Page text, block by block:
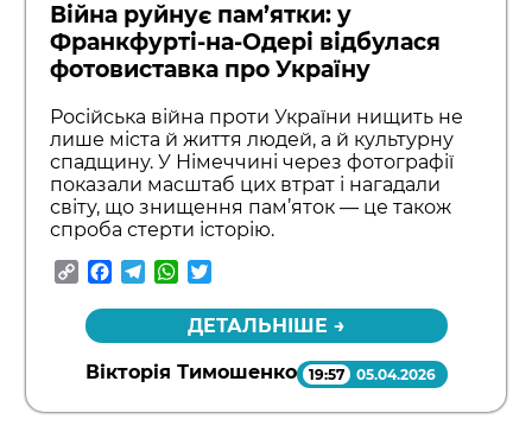
Війна руйнує пам’ятки: у
Франкфурті-на-Одері відбулася
фотовиставка про Україну
Російська війна проти України нищить не
лише міста й життя людей, а й культурну
спадщину. У Німеччині через фотографії
показали масштаб цих втрат і нагадали
світу, що знищення пам’яток — це також
спроба стерти історію.
CopyFacebook
TelegramWhatsApp
ДЕТАЛЬНІШЕ →
Вікторія Тимошенко 19:57 05.04.2026